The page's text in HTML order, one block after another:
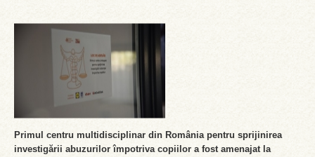
Primul centru multidisciplinar din România pentru sprijinirea
investigării abuzurilor împotriva copiilor a fost amenajat la